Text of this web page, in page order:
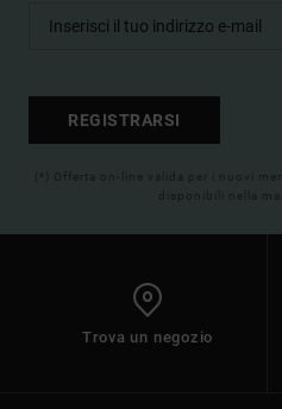
REGISTRARSI
(*) Offerta on-line valida per i nuovi
disponibili nella
Trova un negozio